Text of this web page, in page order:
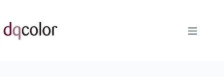
contenido